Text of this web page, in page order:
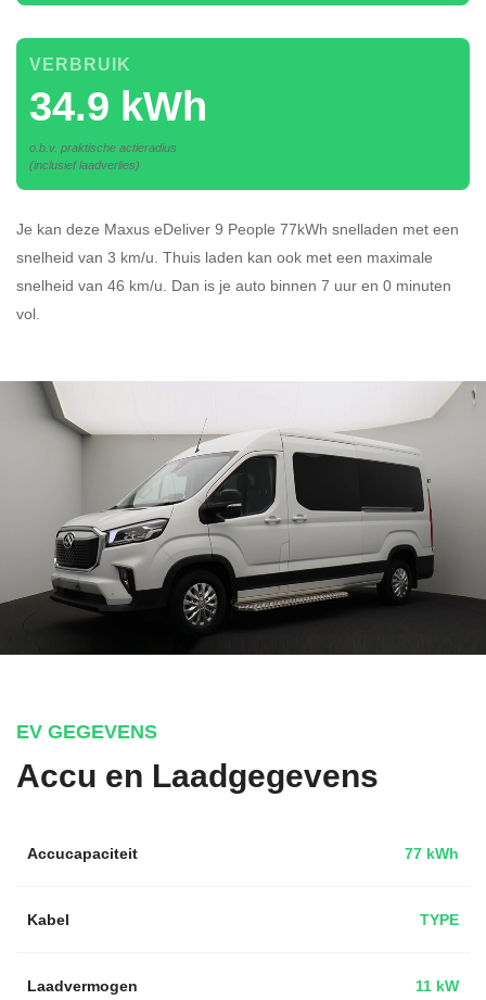
34.9 kWh
VERBRUIK
o.b.v. praktische actieradius
(inclusief laadverlies)
Je kan deze Maxus eDeliver 9 People 77kWh snelladen met een
snelheid van 3 km/u. Thuis laden kan ook met een maximale
snelheid van 46 km/u. Dan is je auto binnen 7 uur en 0 minuten
vol.
EV GEGEVENS
Accu en Laadgegevens
Accucapaciteit 77 kWh
Kabel TYPE
Laadvermogen 11 kW